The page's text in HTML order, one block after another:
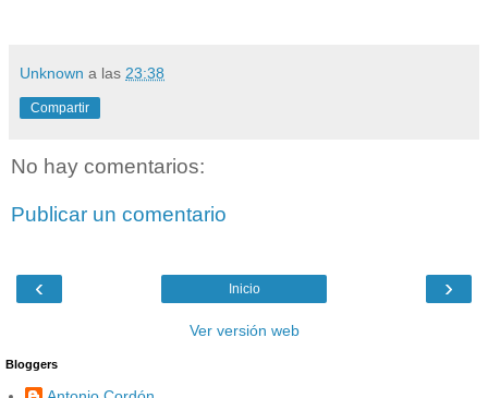
Unknown a las 23:38
Compartir
No hay comentarios:
Publicar un comentario
‹ ›
Inicio
Ver versión web
Bloggers